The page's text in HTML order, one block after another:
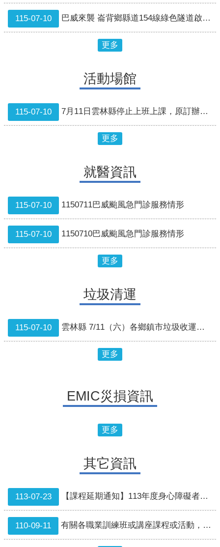
115-07-10 巴威來襲 崙背鄉縣道154線綠色隧道啟動預警性封閉
更多
活動場館
115-07-10 7月11日雲林縣停止上班上課，原訂辦理之雲林縣兒童及少年未來教育與發展帳戶暨幸福存款脫貧方案教育訓練課程延期至8月23日辦理
更多
就醫資訊
115-07-10 1150711巴威颱風急門診服務情形
115-07-10 1150710巴威颱風急門診服務情形
更多
垃圾清運
115-07-10 雲林縣 7/11（六）各鄉鎮市垃圾收運狀況
更多
EMIC災損資訊
更多
其它資訊
113-07-23 【課程延期通知】113年度身心障礙者職業重建服務專業人員專業課程-專業督導之倫理及法律議題
110-09-11 有關各職業訓練班或講座課程或活動，依本府宣布停班停課公告停止辦理